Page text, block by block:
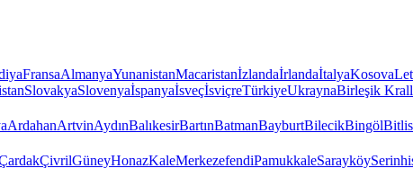
FransaAlmanyaYunanistanMacaristanİzlandaİrlandaİtalyaKosova
SlovakyaSlovenyaİspanyaİsveçİsviçreTürkiyeUkraynaBirleşik
ArdahanArtvinAydınBalıkesirBartınBatmanBayburtBilecikBingölBitlis
ÇivrilGüneyHonazKaleMerkezefendiPamukkaleSarayköy